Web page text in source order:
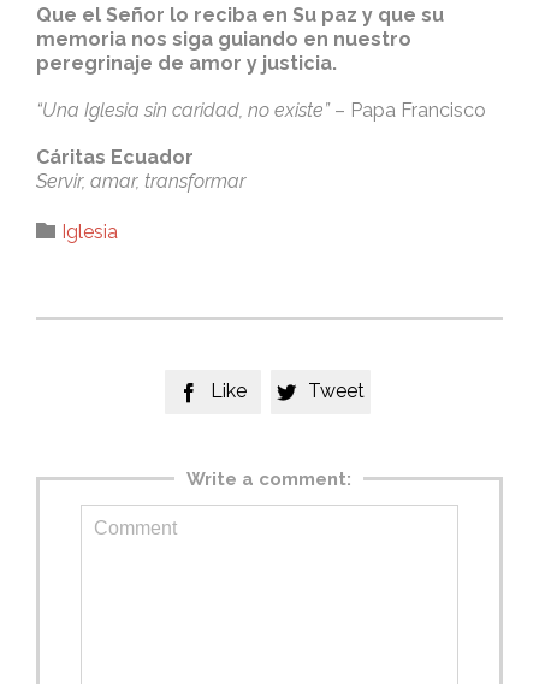
Que el Señor lo reciba en Su paz y que su
memoria nos siga guiando en nuestro
peregrinaje de amor y justicia.
“Una Iglesia sin caridad, no existe”– Papa Francisco
Cáritas Ecuador
Servir, amar, transformar
 Category
Iglesia
 Like  Tweet
Write a comment: